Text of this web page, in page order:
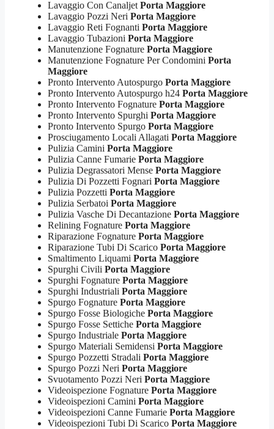
Lavaggio Con Canaljet Porta Maggiore
Lavaggio Pozzi Neri Porta Maggiore
Lavaggio Reti Fognanti Porta Maggiore
Lavaggio Tubazioni Porta Maggiore
Manutenzione Fognature Porta Maggiore
Manutenzione Fognature Per Condomini Porta
Maggiore
Pronto Intervento Autospurgo Porta Maggiore
Pronto Intervento Autospurgo h24 Porta Maggiore
Pronto Intervento Fognature Porta Maggiore
Pronto Intervento Spurghi Porta Maggiore
Pronto Intervento Spurgo Porta Maggiore
Prosciugamento Locali Allagati Porta Maggiore
Pulizia Camini Porta Maggiore
Pulizia Canne Fumarie Porta Maggiore
Pulizia Degrassatori Mense Porta Maggiore
Pulizia Di Pozzetti Fognari Porta Maggiore
Pulizia Pozzetti Porta Maggiore
Pulizia Serbatoi Porta Maggiore
Pulizia Vasche Di Decantazione Porta Maggiore
Relining Fognature Porta Maggiore
Riparazione Fognature Porta Maggiore
Riparazione Tubi Di Scarico Porta Maggiore
Smaltimento Liquami Porta Maggiore
Spurghi Civili Porta Maggiore
Spurghi Fognature Porta Maggiore
Spurghi Industriali Porta Maggiore
Spurgo Fognature Porta Maggiore
Spurgo Fosse Biologiche Porta Maggiore
Spurgo Fosse Settiche Porta Maggiore
Spurgo Industriale Porta Maggiore
Spurgo Materiali Semidensi Porta Maggiore
Spurgo Pozzetti Stradali Porta Maggiore
Spurgo Pozzi Neri Porta Maggiore
Svuotamento Pozzi Neri Porta Maggiore
Videoispezione Fognature Porta Maggiore
Videoispezioni Camini Porta Maggiore
Videoispezioni Canne Fumarie Porta Maggiore
Videoispezioni Tubi Di Scarico Porta Maggiore